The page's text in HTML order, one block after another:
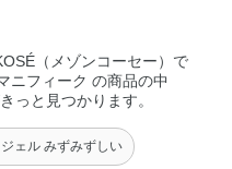
（メゾンコーセー）で
ニフィーク の商品の中
っと見つかります。
ジェル みずみずしい